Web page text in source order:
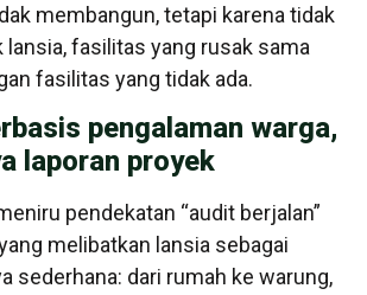
membangun, tetapi karena tidak
lansia, fasilitas yang rusak sama
fasilitas yang tidak ada.
pengalaman warga,
laporan proyek
pendekatan “audit berjalan”
melibatkan lansia sebagai
sederhana: dari rumah ke warung,